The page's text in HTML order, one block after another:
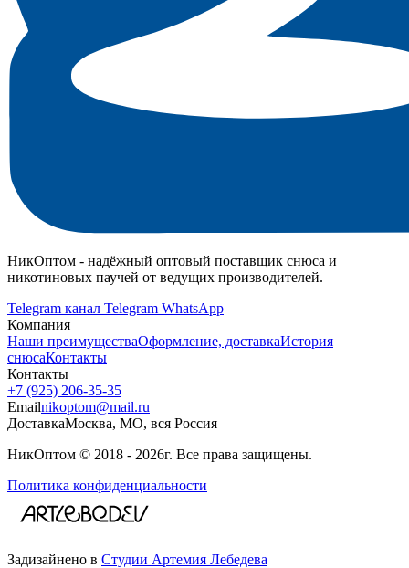
НикОптом - надёжный оптовый поставщик снюса и
никотиновых паучей от ведущих производителей.
Telegram канал Telegram WhatsApp
Компания
Наши преимуществаОформление, доставкаИстория
снюсаКонтакты
Контакты
+7 (925) 206‑35‑35
Emailnikoptom@mail.ru
ДоставкаМосква, МО, вся Россия
НикОптом © 2018 - 2026г. Все права защищены.
Политика конфиденциальности
Задизайнено в Студии Артемия Лебедева